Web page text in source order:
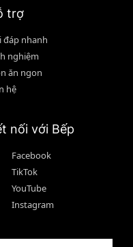
trợ
đáp nhanh
nghiệm
ăn ngon
hệ
nối với Bếp
Facebook
TikTok
YouTube
Instagram